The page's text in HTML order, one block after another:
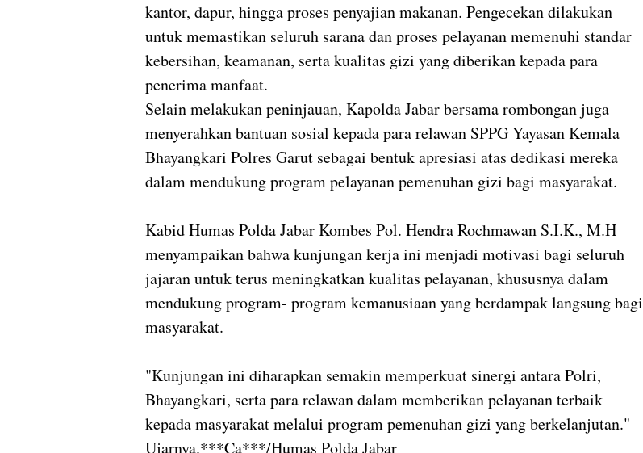
kantor, dapur, hingga proses penyajian makanan. Pengecekan dilakukan
untuk memastikan seluruh sarana dan proses pelayanan memenuhi standar
kebersihan, keamanan, serta kualitas gizi yang diberikan kepada para
penerima manfaat.
Selain melakukan peninjauan, Kapolda Jabar bersama rombongan juga
menyerahkan bantuan sosial kepada para relawan SPPG Yayasan Kemala
Bhayangkari Polres Garut sebagai bentuk apresiasi atas dedikasi mereka
dalam mendukung program pelayanan pemenuhan gizi bagi masyarakat.
Kabid Humas Polda Jabar Kombes Pol. Hendra Rochmawan S.I.K., M.H
menyampaikan bahwa kunjungan kerja ini menjadi motivasi bagi seluruh
jajaran untuk terus meningkatkan kualitas pelayanan, khususnya dalam
mendukung program- program kemanusiaan yang berdampak langsung bagi
masyarakat.
"Kunjungan ini diharapkan semakin memperkuat sinergi antara Polri,
Bhayangkari, serta para relawan dalam memberikan pelayanan terbaik
kepada masyarakat melalui program pemenuhan gizi yang berkelanjutan."
Ujarnya.***Ca***/Humas Polda Jabar